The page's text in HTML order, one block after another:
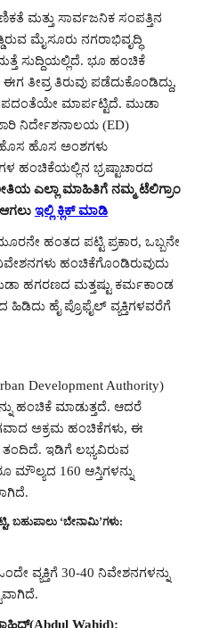
ಮತ್ತು ಸಾರ್ವಜನಿಕ ಸಂಪತ್ತಿನ
ಮೈಸೂರು ನಗರಾಭಿವೃದ್ಧಿ
ಸುದ್ದಿಯಲ್ಲಿದೆ. ಭೂ ಹಂಚಿಕೆ
ತೀವ್ರ ತಿರುವು ಪಡೆದುಕೊಂಡಿದ್ದು,
ಮಾರ್ಪಟ್ಟಿದೆ. ಮುಡಾ
ನಿರ್ದೇಶನಾಲಯ (ED)
ಹೊಸ ಅಂಶಗಳು
ಹಂಚಿಕೆಯಲ್ಲಿನ ಭ್ರಷ್ಟಾಚಾರದ
ಎಲ್ಲಾ ಮಾಹಿತಿಗೆ ನಮ್ಮ ಟೆಲಿಗ್ರಾಂ
ಇಲ್ಲಿ ಕ್ಲಿಕ್ ಮಾಡಿ
ಹಂತದ ಪಟ್ಟಿ ಪ್ರಕಾರ, ಒಬ್ಬನೇ
ಹಂಚಿಕೆಗೊಂಡಿರುವುದು
ಹಗರಣದ ಮತ್ತಷ್ಟು ಕರ್ಮಕಾಂಡ
ಹೈ ಪ್ರೊಫೈಲ್ ವ್ಯಕ್ತಿಗಳವರೆಗೆ
Development Authority)
ಹಂಚಿಕೆ ಮಾಡುತ್ತದೆ. ಆದರೆ
ಅಕ್ರಮ ಹಂಚಿಕೆಗಳು, ಈ
ಇಡಿಗೆ ಲಭ್ಯವಿರುವ
ಮೌಲ್ಯದ 160 ಆಸ್ತಿಗಳನ್ನು
‘ಬೇನಾಮಿ’ಗಳು:
ವ್ಯಕ್ತಿಗೆ 30-40 ನಿವೇಶನಗಳನ್ನು
Wahid):